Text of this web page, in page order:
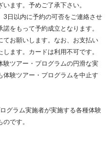
ます。予めご了承下さい。
3日以内に予約の可否をご連絡させ
をもって予約成立となります。
てお願いします。なお、お支払い
ます。カードは利用不可です。
験ツアー・プログラムの円滑な実
験ツアー・プログラムを中止す
グラム実施者が実施する各種体験
です。